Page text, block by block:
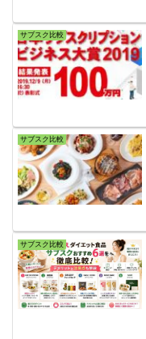
サブスク比較
サブスク比較
サブスク比較